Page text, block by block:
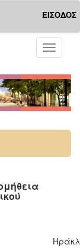
ΕΙΣΟΔΟΣ
Toggle